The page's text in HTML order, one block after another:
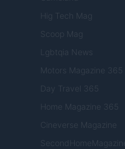
Hig Tech Mag
Scoop Mag
Lgbtqia News
Motors Magazine 365
Day Travel 365
Home Magazine 365
Cineverse Magazine
SecondHomeMagazine